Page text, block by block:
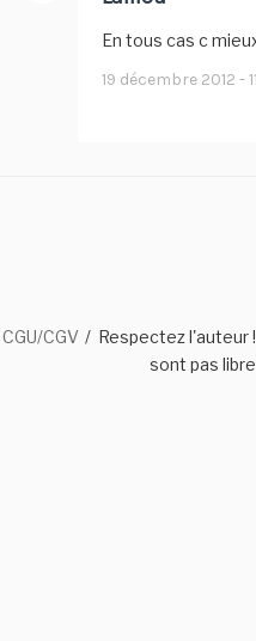
En tous cas c
19 décembre 2012 -
CGU/CGV
Respectez l'auteur
sont pas